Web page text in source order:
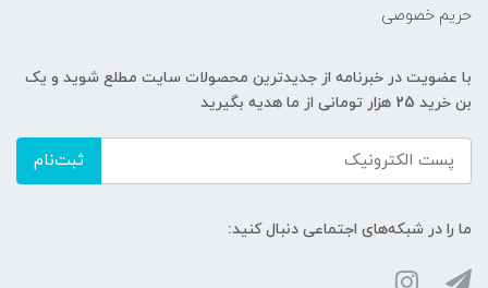
حریم خصوصی
با عضویت در خبرنامه از جدیدترین محصولات سایت مطلع شوید و یک
بن خرید 25 هزار تومانی از ما هدیه بگیرید
ثبت‌نام
ما را در شبکه‌های اجتماعی دنبال کنید: